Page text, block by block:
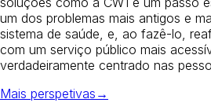
um dos problemas mais antigos e
sistema de saúde, e, ao fazê-lo,
com um serviço público mais
verdadeiramente centrado nas
Mais perspetivas →